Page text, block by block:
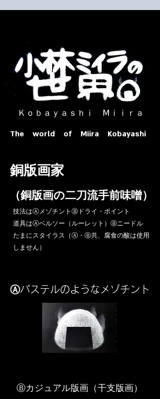
ｏｂａｙａｓｈｉ Ⅿｉｉｒａ​
The world of Miira Kobayashi
​銅版画家
​（銅版画の二刀流手前味噌）
​技法はⒶメゾチントⒷドライ・ポイント
道具はⒶベルソー（ルーレット）Ⓑニードル
​たまにスタイラス（Ⓐ・Ⓑ共、腐食の酸は使用
しません）
Ⓐパステルのようなメゾチント
​Ⓑカジュアル版画（干支版画）